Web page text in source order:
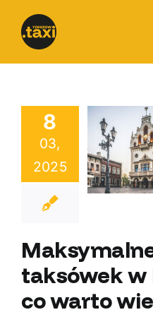
Przejdź
8
03,
2025
ceny
– co
wiedzieć?
taksówek w
co warto